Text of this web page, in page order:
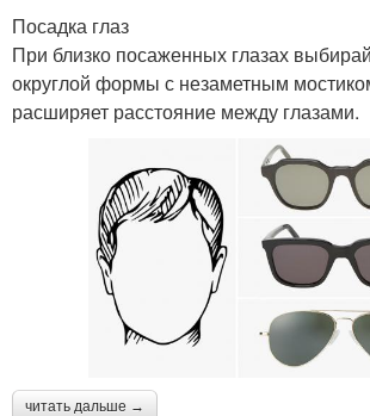
Посадка глаз
При близко посаженных глазах
округлой формы с незаметным
расширяет расстояние между глазами.
читать дальше →